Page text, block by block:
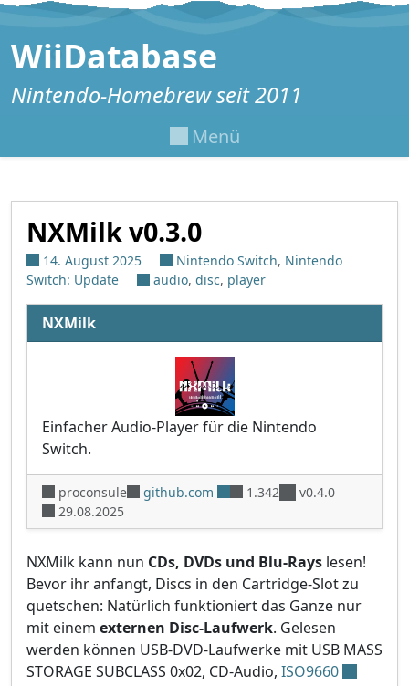
Zum Inhalt springen
WiiDatabase
Nintendo-Homebrew seit 2011
Menü
NXMilk v0.3.0
14. August 2025 Nintendo Switch, Nintendo
Switch: Update
audio, disc, player
NXMilk
Einfacher Audio-Player für die Nintendo
Switch.
proconsule github.com 1.342
v0.4.0
29.08.2025
NXMilk kann nun CDs, DVDs und Blu-Rays lesen!
Bevor ihr anfangt, Discs in den Cartridge-Slot zu
quetschen: Natürlich funktioniert das Ganze nur
mit einem externen Disc-Laufwerk. Gelesen
werden können USB-DVD-Laufwerke mit USB MASS
STORAGE SUBCLASS 0x02, CD-Audio, ISO9660